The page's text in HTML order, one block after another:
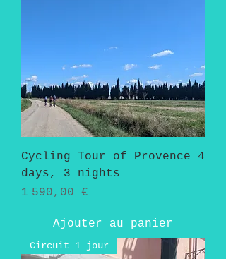
Cycling Tour of Provence 4
days, 3 nights
Prix
1 590,00 €
Ajouter au panier
Circuit 1 jour